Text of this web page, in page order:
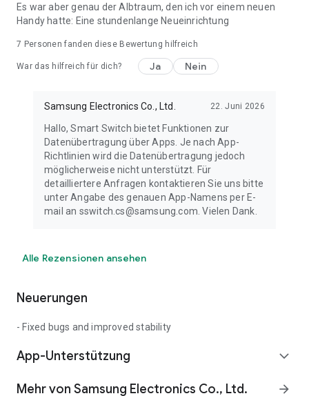
Es war aber genau der Albtraum, den ich vor einem neuen
Handy hatte: Eine stundenlange Neueinrichtung
7 Personen fanden diese Bewertung hilfreich
War das hilfreich für dich? Ja Nein
Samsung Electronics Co., Ltd. 22. Juni 2026
Hallo, Smart Switch bietet Funktionen zur
Datenübertragung über Apps. Je nach App-
Richtlinien wird die Datenübertragung jedoch
möglicherweise nicht unterstützt. Für
detailliertere Anfragen kontaktieren Sie uns bitte
unter Angabe des genauen App-Namens per E-
mail an sswitch.cs@samsung.com. Vielen Dank.
Alle Rezensionen ansehen
Neuerungen
- Fixed bugs and improved stability
App-Unterstützung expand_more
Mehr von Samsung Electronics Co., Ltd. arrow_forward